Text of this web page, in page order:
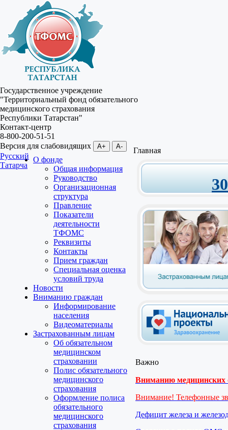
Государственное учреждение
"Территориальный фонд обязательного
медицинского страхования
Республики Татарстан"
Контакт-центр
8-800-200-51-51
Версия для слабовидящих
A+ A-
Русский
Татарча
О фонде
Общая информация
Руководство
Организационная
структура
Правление
Показатели
деятельности
ТФОМС
Реквизиты
Контакты
Прием граждан
Специальная оценка
условий труда
Новости
Вниманию граждан
Информирование
населения
Видеоматериалы
Застрахованным лицам
Об обязательном
медицинском
страховании
Полис обязательного
медицинского
страхования
Оформление полиса
обязательного
медицинского
страхования
Главная
Важно
Вниманию медицинских
Внимание! Телефонные
Дефицит железа и